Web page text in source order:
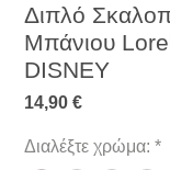
Διπλό
Μπάνιου
DISNEY
14,90 €Τιμή
Διαλέξτε χρώμα: *